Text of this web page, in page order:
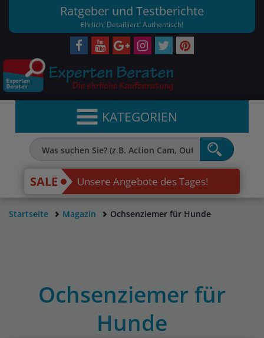
Ratgeber und Testberichte
Ehrlich! Detailliert! Authentisch!
KATEGORIEN
SALE Unsere Angebote des Tages!
Startseite Magazin Ochsenziemer für Hunde
Ochsenziemer für
Hunde